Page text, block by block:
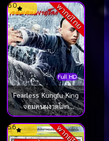
พากย์ไทย
Full HD
6.0
Fearless Kungfu King
จอมคนผงาดโลก
(2020)
5.6